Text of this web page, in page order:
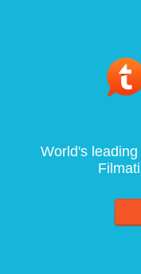
World's